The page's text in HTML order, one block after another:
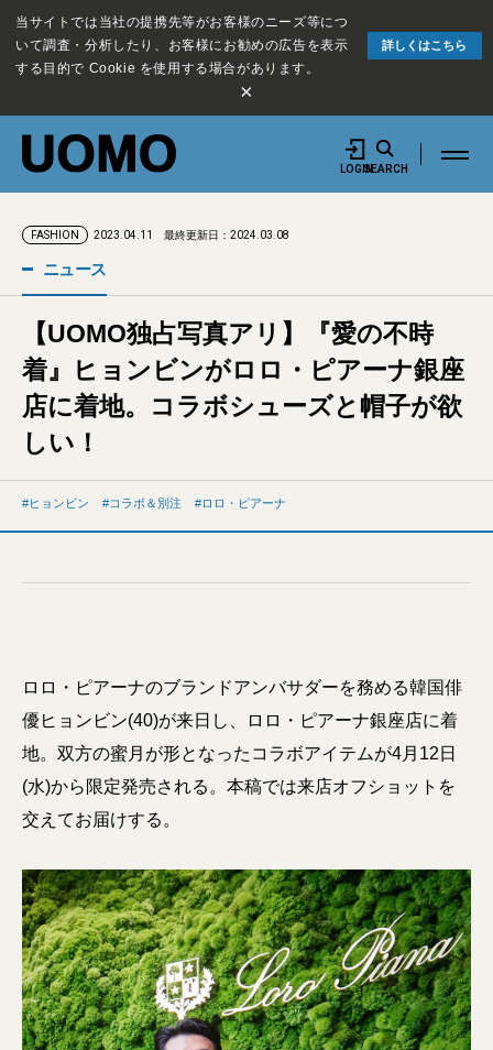
当サイトでは当社の提携先等がお客様のニーズ等につ
いて調査・分析したり、お客様にお勧めの広告を表示
する目的で Cookie を使用する場合があります。
詳しくはこちら
×
LOGINSEARCH
FASHION 2023.04.11 最終更新日：2024.03.08
ニュース
【UOMO独占写真アリ】『愛の不時
着』ヒョンビンがロロ・ピアーナ銀座
店に着地。コラボシューズと帽子が欲
しい！
ヒョンビン コラボ＆別注 ロロ・ピアーナ
ロロ・ピアーナのブランドアンバサダーを務める韓国俳
優ヒョンビン(40)が来日し、ロロ・ピアーナ銀座店に着
地。双方の蜜月が形となったコラボアイテムが4月12日
(水)から限定発売される。本稿では来店オフショットを
交えてお届けする。